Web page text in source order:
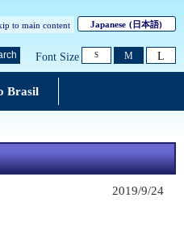
to main content Japanese (日本語)
Font Size S M L
Brasil
2019/9/24